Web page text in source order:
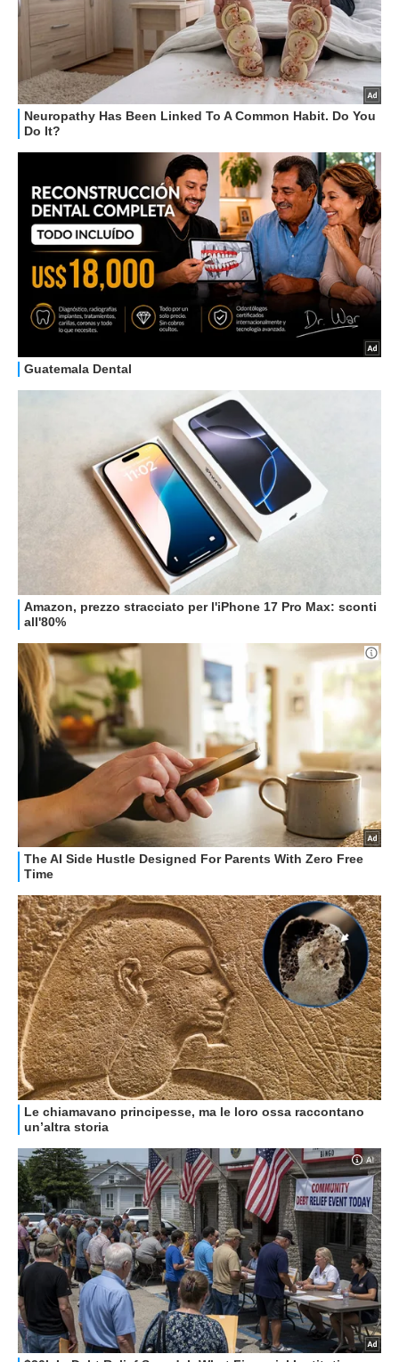
STREAMING E SERIE TV